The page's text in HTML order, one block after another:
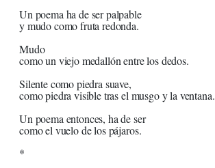
Un poema ha de ser palpable
y mudo como fruta redonda.
Mudo
como un viejo medallón entre los dedos.
Silente como piedra suave,
como piedra visible tras el musgo y la ventana.
Un poema entonces, ha de ser
como el vuelo de los pájaros.
*